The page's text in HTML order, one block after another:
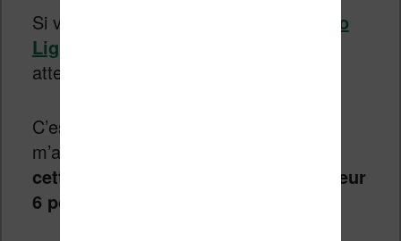
Si vous avez déjà lu
le test de la Vivlio
Light HD
attendre avec cette liseuse.
C’est la raison pour laquelle je vais
m’attarder sur
cette nouvelle version : l’écran couleur
6 pouces Kaleido 3